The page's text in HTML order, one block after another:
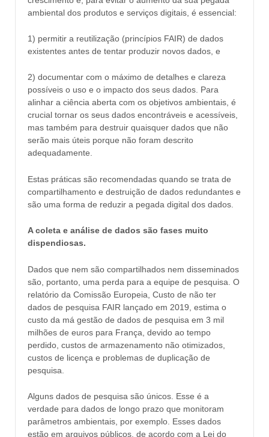
ambiental dos produtos e serviços digitais, é essencial:
1) permitir a reutilização (princípios FAIR) de dados
existentes antes de tentar produzir novos dados, e
2) documentar com o máximo de detalhes e clareza
possíveis o uso e o impacto dos seus dados. Para
alinhar a ciência aberta com os objetivos ambientais, é
crucial tornar os seus dados encontráveis ​​e acessíveis,
mas também para destruir quaisquer dados que não
serão mais úteis porque não foram descrito
adequadamente.
Estas práticas são recomendadas quando se trata de
compartilhamento e destruição de dados redundantes e
são uma forma de reduzir a pegada digital dos dados.
A coleta e análise de dados são fases muito
dispendiosas.
Dados que nem são compartilhados nem disseminados
são, portanto, uma perda para a equipe de pesquisa. O
relatório da Comissão Europeia, Custo de não ter
dados de pesquisa FAIR lançado em 2019, estima o
custo da má gestão de dados de pesquisa em 3 mil
milhões de euros para França, devido ao tempo
perdido, custos de armazenamento não otimizados,
custos de licença e problemas de duplicação de
pesquisa.
Alguns dados de pesquisa são únicos. Esse é a
verdade para dados de longo prazo que monitoram
parâmetros ambientais, por exemplo. Esses dados
estão em arquivos públicos, de acordo com a Lei do